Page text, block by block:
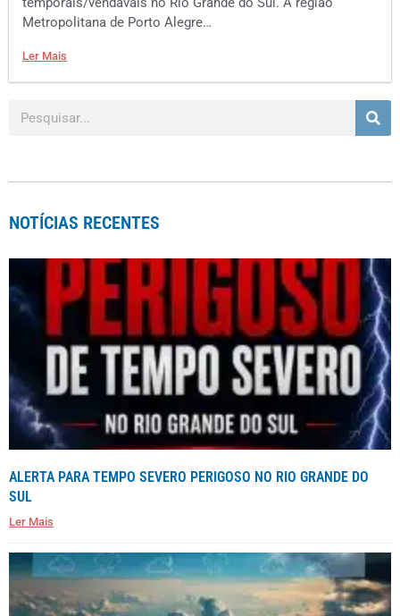
Metropolitana de Porto Alegre…
Ler Mais
NOTÍCIAS RECENTES
ALERTA PARA TEMPO SEVERO PERIGOSO NO RIO GRANDE DO
SUL
Ler Mais